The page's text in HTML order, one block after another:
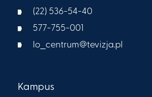
(22) 536-54-40
577-755-001
lo_centrum@tevizja.pl
Kampus